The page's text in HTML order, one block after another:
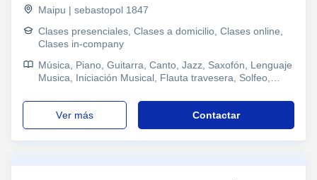
Maipu | sebastopol 1847
Clases presenciales, Clases a domicilio, Clases online,
Clases in-company
Música, Piano, Guitarra, Canto, Jazz, Saxofón, Lenguaje
Musica, Iniciación Musical, Flauta travesera, Solfeo,
ver más Contactar